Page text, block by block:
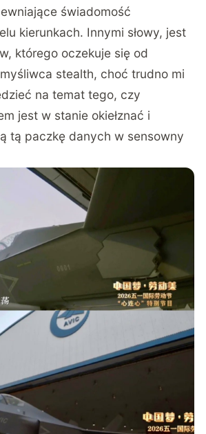
świadomość
kierunkach. Innymi słowy, jest
którego oczekuje się od
stealth, choć trudno mi
na temat tego, czy
jest w stanie okiełznać i
tą paczkę danych w sensowny